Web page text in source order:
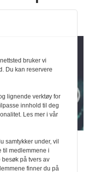
som
bruker vi
Du kan reservere
lignende verktøy for
innhold til deg
Les mer i vår
samtykker under, vil
til medlemmene i
på tvers av
finner du på